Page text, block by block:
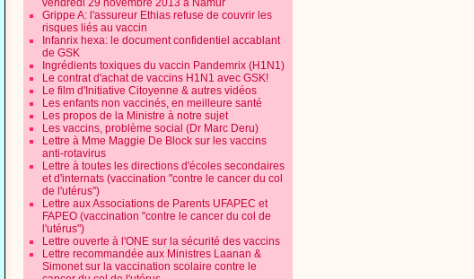
vendredi 29 novembre 2013 à Namur
Grippe A: l'assureur Ethias refuse de couvrir les
risques liés au vaccin
Infanrix hexa: le document confidentiel accablant
de GSK
Ingrédients toxiques du vaccin Pandemrix (H1N1)
Le contrat d'achat de vaccins H1N1 avec GSK!
Le film d'Initiative Citoyenne & autres vidéos
Les enfants non vaccinés, en meilleure santé
Les propos de la Ministre à notre sujet
Les vaccins, problème social (Dr Marc Deru)
Lettre à Mme Maggie De Block sur les vaccins
anti-rotavirus
Lettre à toutes les directions d'écoles secondaires
et d'internats (vaccination "contre le cancer du col
de l'utérus")
Lettre aux Associations de Parents UFAPEC et
FAPEO (vaccination "contre le cancer du col de
l'utérus")
Lettre ouverte à l'ONE sur la sécurité des vaccins
Lettre recommandée aux Ministres Laanan &
Simonet sur la vaccination scolaire contre le